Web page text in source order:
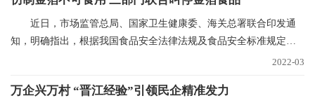
近日，市场监管总局、国家卫生健康委、海关总署联合印发通
知，明确指出，根据我国食品安全法律法规及食品安全标准规定，
2022-03
万企兴万村 “晋江经验”引领民企精准发力